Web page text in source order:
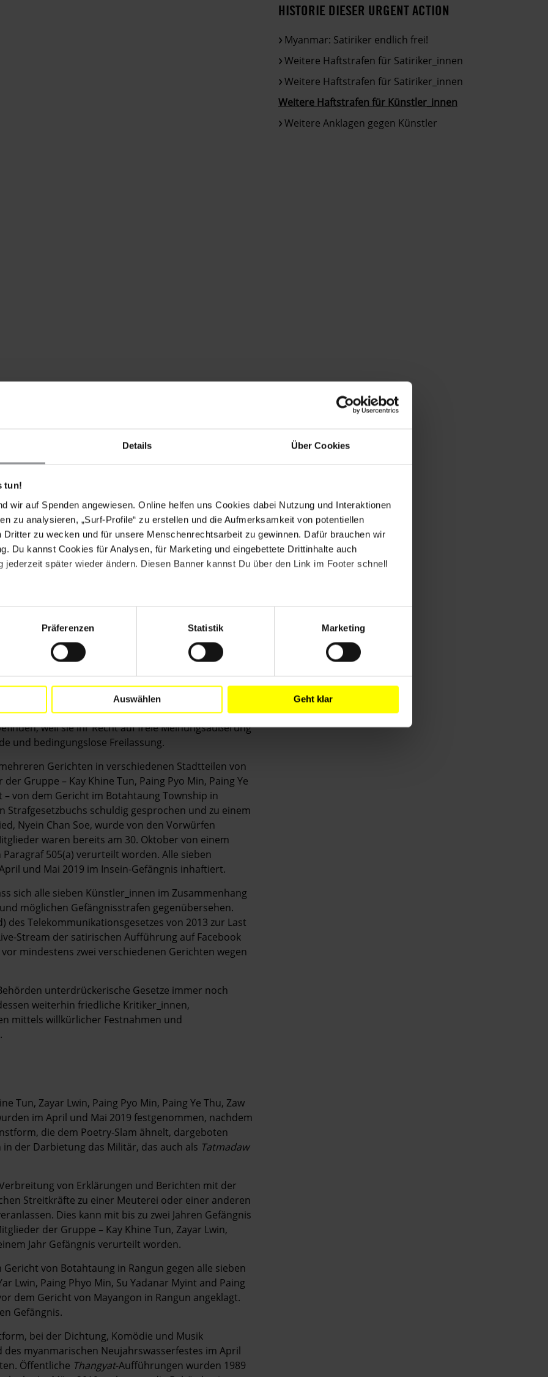
Details Über Cookies
tun!
wir auf Spenden angewiesen. Online helfen uns Cookies dabei Nutzung und Interaktionen
zu analysieren, „Surf-Profile“ zu erstellen und die Aufmerksamkeit von potentiellen
Dritter zu wecken und für unsere Menschenrechtsarbeit zu gewinnen. Dafür brauchen wir
Du kannst Cookies für Analysen, für Marketing und eingebettete Drittinhalte auch
jederzeit später wieder ändern. Diesen Banner kannst Du über den Link im Footer schnell
Präferenzen Statistik Marketing
Auswählen Geht klar
Generation umgehend und bedingungslos
sie weitere Anklagen gegen sie und weitere
drohen, weil sie ihr Recht auf freie
Peacock Generation bis zu ihrer Freilassung
Standards entsprechen und dass sie
Rechtsbeiständen ihrer Wahl und jeder
einschränken, sollten abgeändert oder
Menschenrechtsnormen und -standards
des Strafgesetzbuchs und Paragraf 66(d) des
und die anhaltende Strafverfolgung
von Satiriker_innen, die die traditionelle
International betrachtet sie als gewaltlose
weil sie ihr Recht auf freie Meinungsäußerung
und bedingungslose Freilassung.
Gerichten in verschiedenen Stadtteilen von
Gruppe – Kay Khine Tun, Paing Pyo Min, Paing Ye
– von dem Gericht im Botahtaung Township in
Strafgesetzbuchs schuldig gesprochen und zu einem
Nyein Chan Soe, wurde von den Vorwürfen
waren bereits am 30. Oktober von einem
505(a) verurteilt worden. Alle sieben
und Mai 2019 im Insein-Gefängnis inhaftiert.
sich alle sieben Künstler_innen im Zusammenhang
möglichen Gefängnisstrafen gegenübersehen.
Telekommunikationsgesetzes von 2013 zur Last
Stream der satirischen Aufführung auf Facebook
mindestens zwei verschiedenen Gerichten wegen
unterdrückerische Gesetze immer noch
weiterhin friedliche Kritiker_innen,
mittels willkürlicher Festnahmen und
Tun, Zayar Lwin, Paing Pyo Min, Paing Ye Thu, Zaw
im April und Mai 2019 festgenommen, nachdem
die dem Poetry-Slam ähnelt, dargeboten
der Darbietung das Militär, das auch als Tatmadaw
von Erklärungen und Berichten mit der
Streitkräfte zu einer Meuterei oder einer anderen
Dies kann mit bis zu zwei Jahren Gefängnis
der Gruppe – Kay Khine Tun, Zayar Lwin,
Jahr Gefängnis verurteilt worden.
von Botahtaung in Rangun gegen alle sieben
Lwin, Paing Phyo Min, Su Yadanar Myint and Paing
dem Gericht von Mayangon in Rangun angeklagt.
Gefängnis.
bei der Dichtung, Komödie und Musik
myanmarischen Neujahrswasserfestes im April
Öffentliche Thangyat-Aufführungen wurden 1989
HISTORIE DIESER URGENT ACTION
Myanmar: Satiriker endlich frei!
Weitere Haftstrafen für Satiriker_innen
Weitere Haftstrafen für Satiriker_innen
Weitere Haftstrafen für Künstler_innen
Weitere Anklagen gegen Künstler